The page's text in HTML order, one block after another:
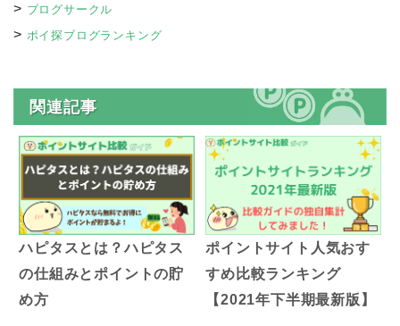
> ブログサークル
> ポイ探ブログランキング
関連記事
ハピタスとは？ハピタス
の仕組みとポイントの貯
め方
ポイントサイト人気おす
すめ比較ランキング
【2021年下半期最新版】